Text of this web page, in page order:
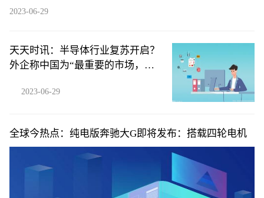
2023-06-29
天天时讯：半导体行业复苏开启？
外企称中国为“最重要的市场，没
2023-06-29
全球今热点：纯电版奔驰大G即将发布：搭载四轮电机